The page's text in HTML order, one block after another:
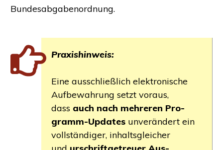
Bundesabgabenordnung.
Pra­xis­hin­weis:
Eine aus­schließ­lich elek­tro­ni­sche
Auf­be­wah­rung setzt vor­aus,
dass auch nach meh­re­ren Pro­
gramm-Updates unver­än­dert ein
voll­stän­di­ger, inhalts­glei­cher